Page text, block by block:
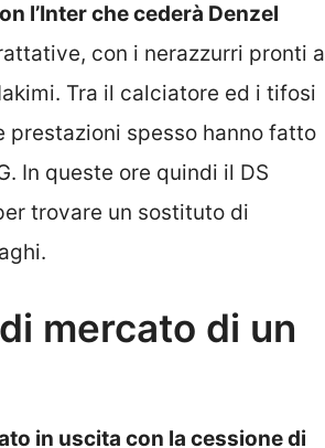
l’Inter che cederà Denzel
con i nerazzurri pronti a
Tra il calciatore ed i tifosi
prestazioni spesso hanno fatto
In queste ore quindi il DS
trovare un sostituto di
mercato di un
in uscita con la cessione di